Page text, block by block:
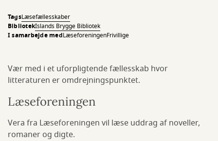
TagsLæsefællesskaber
BibliotekIslands Brygge Bibliotek
I samarbejde medLæseforeningenFrivillige
Vær med i et uforpligtende fællesskab hvor
litteraturen er omdrejningspunktet.
Læseforeningen
Vera fra Læseforeningen vil læse uddrag af noveller,
romaner og digte.